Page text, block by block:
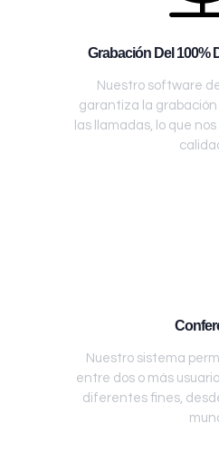
Grabación Del 100%
Nuestro software
garantiza la
las llamadas, lo que
Nuestro sistema
entre dos o más
diferentes fines,